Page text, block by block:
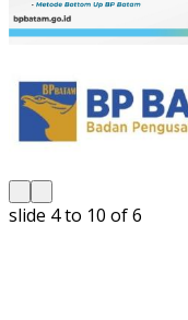
slide 5 to 10 of 6